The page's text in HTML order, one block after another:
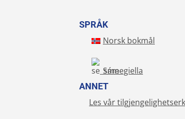
SPRÅK
Norsk bokmål
Sámegiella
ANNET
Les vår